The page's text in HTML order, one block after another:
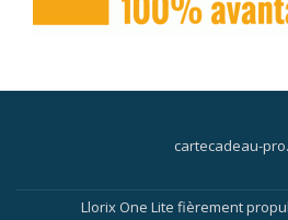
cartecadeau-
Llorix One Lite fièrement